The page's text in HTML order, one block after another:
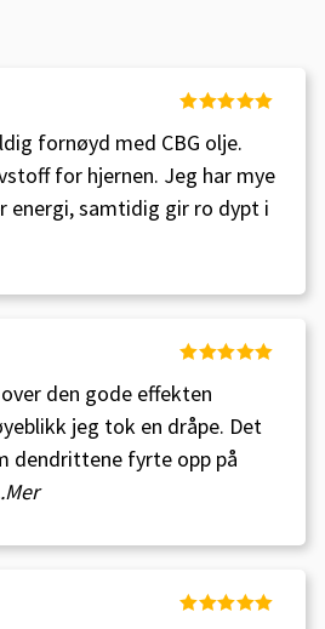
5
fornøyd med CBG olje.
for hjernen. Jeg har mye
energi, samtidig gir ro dypt i
5
den gode effekten
jeg tok en dråpe. Det
dendrittene fyrte opp på